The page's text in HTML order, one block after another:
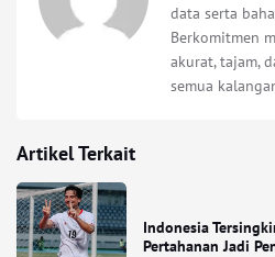
data serta
Berkomitmen
akurat, tajam,
semua
Artikel Terkait
Indonesia
Pertahanan Jadi